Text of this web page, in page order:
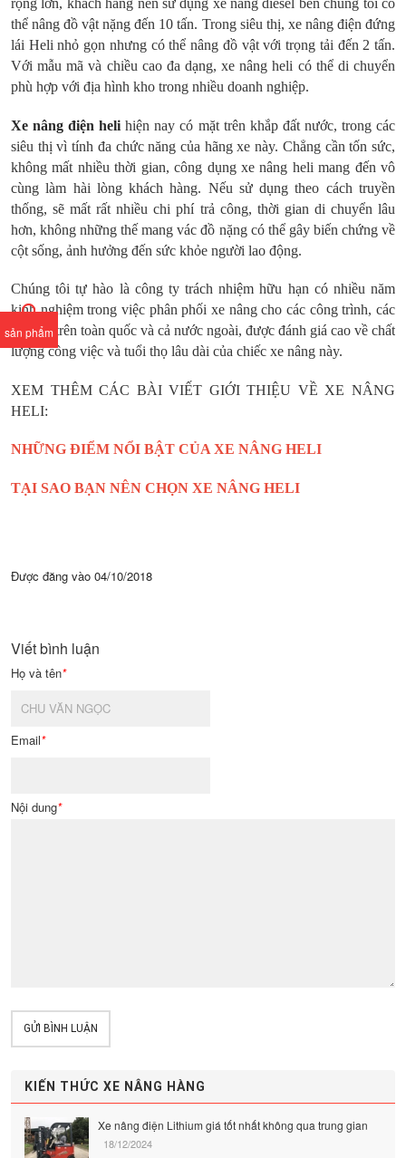
sản phẩm
rộng lớn, khách hàng nên sử dụng xe nâng diesel bên chúng tôi có
thể nâng đồ vật nặng đến 10 tấn. Trong siêu thị, xe nâng điện đứng
lái Heli nhỏ gọn nhưng có thể nâng đồ vật với trọng tải đến 2 tấn.
Với mẫu mã và chiều cao đa dạng, xe nâng heli có thể di chuyển
phù hợp với địa hình kho trong nhiều doanh nghiệp.
Xe nâng điện heli hiện nay có mặt trên khắp đất nước, trong các
siêu thị vì tính đa chức năng của hãng xe này. Chẳng cần tốn sức,
không mất nhiều thời gian, công dụng xe nâng heli mang đến vô
cùng làm hài lòng khách hàng. Nếu sử dụng theo cách truyền
thống, sẽ mất rất nhiều chi phí trả công, thời gian di chuyển lâu
hơn, không những thế mang vác đồ nặng có thể gây biến chứng về
cột sống, ảnh hưởng đến sức khỏe người lao động.
Chúng tôi tự hào là công ty trách nhiệm hữu hạn có nhiều năm
kinh nghiệm trong việc phân phối xe nâng cho các công trình, các
siêu thị trên toàn quốc và cả nước ngoài, được đánh giá cao về chất
lượng công việc và tuổi thọ lâu dài của chiếc xe nâng này.
XEM THÊM CÁC BÀI VIẾT GIỚI THIỆU VỀ XE NÂNG
HELI:
NHỮNG ĐIỂM NỔI BẬT CỦA XE NÂNG HELI
TẠI SAO BẠN NÊN CHỌN XE NÂNG HELI
Được đăng vào 04/10/2018
Viết bình luận
Họ và tên*
Email*
Nội dung*
GỬI BÌNH LUẬN
KIẾN THỨC XE NÂNG HÀNG
Xe nâng điện Lithium giá tốt nhất không qua trung gian
18/12/2024